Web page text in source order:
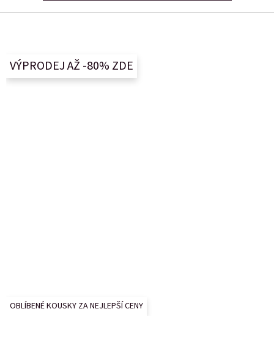
VÝPRODEJ AŽ -80% ZDE
OBLÍBENÉ KOUSKY ZA NEJLEPŠÍ CENY